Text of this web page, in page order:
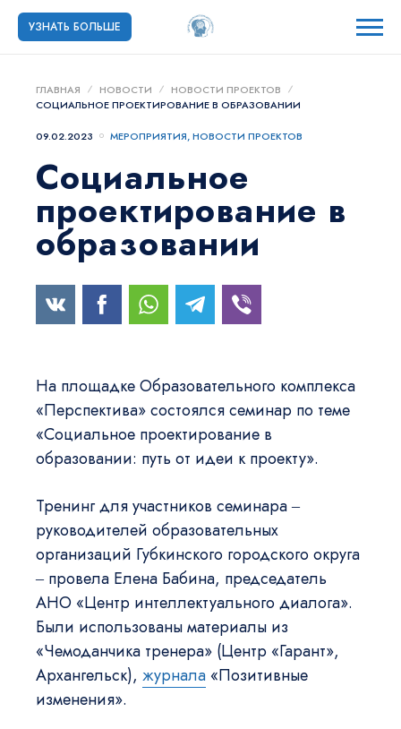
УЗНАТЬ БОЛЬШЕ
ГЛАВНАЯ НОВОСТИ
НОВОСТИ ПРОЕКТОВ
СОЦИАЛЬНОЕ ПРОЕКТИРОВАНИЕ В ОБРАЗОВАНИИ
09.02.2023 МЕРОПРИЯТИЯ,НОВОСТИ ПРОЕКТОВ
Социальное
проектирование в
образовании
На площадке Образовательного комплекса
«Перспектива» состоялся семинар по теме
«Социальное проектирование в
образовании: путь от идеи к проекту».
Тренинг для участников семинара ‒
руководителей образовательных
организаций Губкинского городского округа
‒ провела Елена Бабина, председатель
АНО «Центр интеллектуального диалога».
Были использованы материалы из
«Чемоданчика тренера» (Центр «Гарант»,
Архангельск), журнала «Позитивные
изменения».